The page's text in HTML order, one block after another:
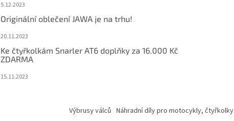
5.12.2023
Originální oblečení JAWA je na trhu!
20.11.2023
Ke čtyřkolkám Snarler AT6 doplňky za 16.000 Kč
ZDARMA
15.11.2023
Výbrusy válců Náhradní díly pro motocykly, čtyřkolky